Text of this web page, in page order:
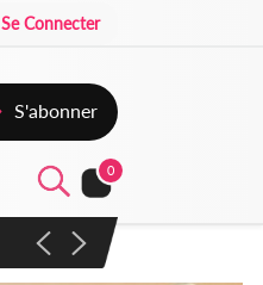
Se Connecter
S'abonner
0